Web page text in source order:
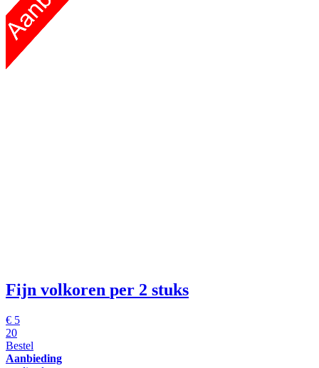
Fijn volkoren per 2 stuks
€ 5
20
Bestel
Aanbieding